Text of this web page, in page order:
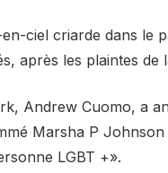
ciel criarde dans le
après les plaintes de
Andrew Cuomo, a
Marsha P
LGBT +».